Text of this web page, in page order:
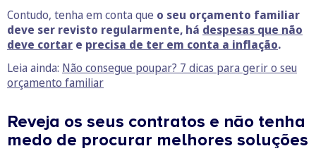
Contudo, tenha em conta que o seu orçamento familiar
deve ser revisto regularmente, há despesas que não
deve cortar e precisa de ter em conta a inflação.
Leia ainda: Não consegue poupar? 7 dicas para gerir o seu
orçamento familiar
Reveja os seus contratos e não tenha
medo de procurar melhores soluções